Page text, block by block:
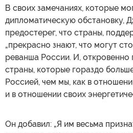
В своих замечаниях, которые
дипломатическую обстановку,
предостерег, что страны,
„прекрасно знают, что могут
реванша России. И, откровенно
страны, которые гораздо
Россией, чем мы, как в
и в отношении своих
Он добавил: „Я им весьма